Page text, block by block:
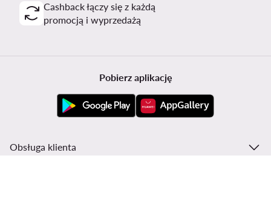
Cashback łączy się z każdą
promocją i wyprzedażą
Pobierz aplikację
Obsługa klienta